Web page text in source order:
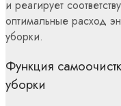
и реагирует
оптимальные расход
уборки.
Функция
уборки